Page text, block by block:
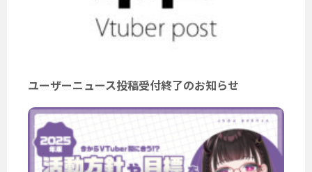
ユーザーニュース投稿受付終了のお知らせ